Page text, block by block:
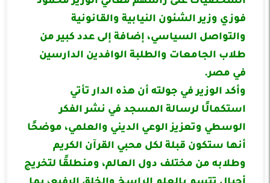
فوزي وزير الشئون النيابية والقانونية
والتواصل السياسي، إضافة إلى عدد كبير من
طلاب الجامعات والطلبة الوافدين الدارسين
في مصر.
وأكد الوزير في جولته أن هذه الدار تأتي
استكمالًا لرسالة المسجد في نشر الفكر
الوسطي وتعزيز الوعي الديني والعلمي، موضحًا
أنها ستكون قبلة لكل محبي القرآن الكريم
وطلابه من مختلف دول العالم، ومنطلقًا لتخريج